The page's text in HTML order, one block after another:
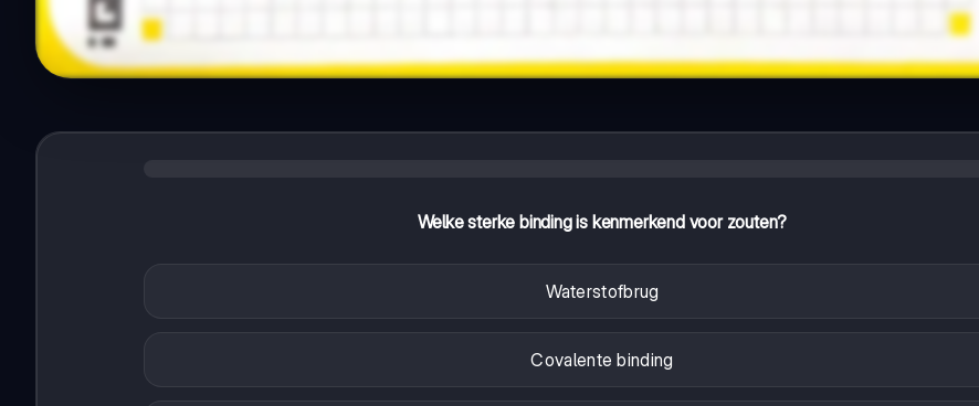
Welke sterke binding is kenmerkend voor zouten?
Waterstofbrug
Covalente binding